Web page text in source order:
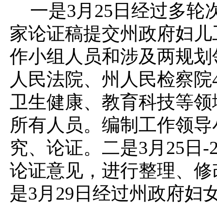
一是3月25日经过多轮
家论证稿提交州政府妇
作小组人员和涉及两规
人民法院、州人民检察
卫生健康、教育科技等
所有人员。编制工作领
究、论证。 二是3月25日-
论证意见，进行整理、
是3月29日经过州政府妇